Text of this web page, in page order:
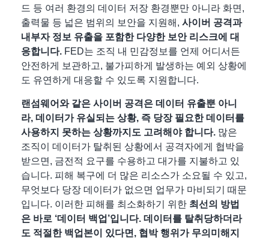
드 등 여러 환경의 데이터 저장 환경뿐만 아니라 화면,
출력물 등 넓은 범위의 보안을 지원해, 사이버 공격과
내부자 정보 유출을 포함한 다양한 보안 리스크에 대
응합니다. FED는 조직 내 민감정보를 언제 어디서든
안전하게 보관하고, 불가피하게 발생하는 예외 상황에
도 유연하게 대응할 수 있도록 지원합니다.
랜섬웨어와 같은 사이버 공격은 데이터 유출뿐 아니
라, 데이터가 유실되는 상황, 즉 당장 필요한 데이터를
사용하지 못하는 상황까지도 고려해야 합니다. 많은
조직이 데이터가 탈취된 상황에서 공격자에게 협박을
받으면, 금전적 요구를 수용하고 대가를 지불하고 있
습니다. 피해 복구에 더 많은 리소스가 소요될 수 있고,
무엇보다 당장 데이터가 없으면 업무가 마비되기 때문
입니다. 이러한 피해를 최소화하기 위한 최선의 방법
은 바로 ‘데이터 백업’입니다. 데이터를 탈취당하더라
도 적절한 백업본이 있다면, 협박 행위가 무의미해지